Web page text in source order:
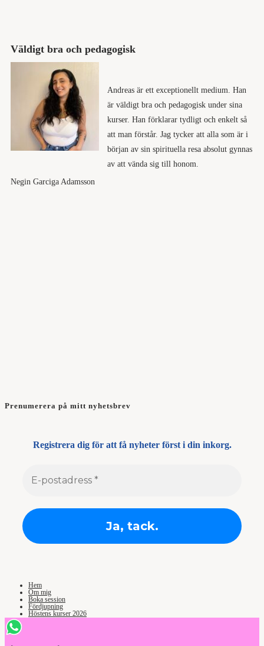
Väldigt bra och pedagogisk
Andreas är ett exceptionellt medium. Han
är väldigt bra och pedagogisk under sina
kurser. Han förklarar tydligt och enkelt så
att man förstår. Jag tycker att alla som är i
början av sin spirituella resa absolut gynnas
av att vända sig till honom.
Negin Garciga Adamsson
Prenumerera på mitt nyhetsbrev
Registrera dig för att få nyheter först i din inkorg.
Hem
Om mig
Boka session
Fördjupning
Höstens kurser 2026
Recensioner